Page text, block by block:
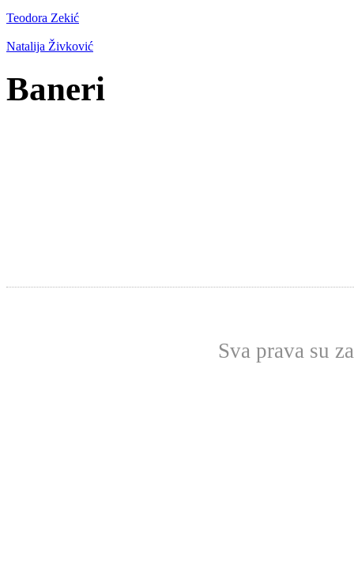
Teodora Zekić
Natalija Živković
Baneri
Sva prava su